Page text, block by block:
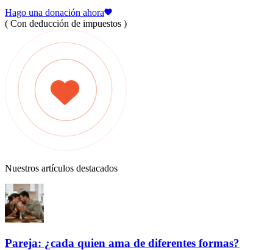
Hago una donación ahora
( Con deducción de impuestos )
Nuestros artículos destacados
Pareja: ¿cada quien ama de diferentes formas?